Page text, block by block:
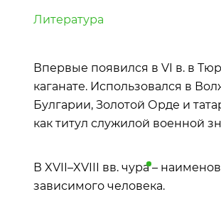
Литература
Впервые появился в VI в. в
каганате. Использовался в
Булгарии, Золотой Орде и
как титул служилой военной
В XVII–XVIII вв. чура–
зависимого человека.